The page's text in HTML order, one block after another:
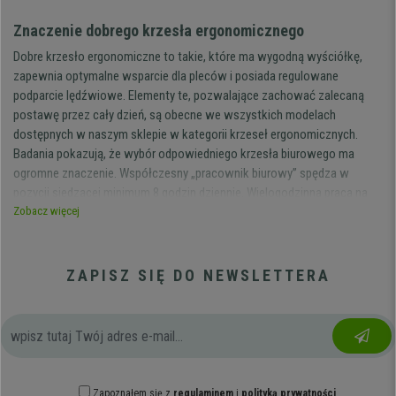
Znaczenie dobrego krzesła ergonomicznego
Dobre krzesło ergonomiczne to takie, które ma wygodną wyściółkę,
zapewnia optymalne wsparcie dla pleców i posiada regulowane
podparcie lędźwiowe. Elementy te, pozwalające zachować zalecaną
postawę przez cały dzień, są obecne we wszystkich modelach
dostępnych w naszym sklepie w kategorii krzeseł ergonomicznych.
Badania pokazują, że wybór odpowiedniego krzesła biurowego ma
ogromne znaczenie. Współczesny „pracownik biurowy” spędza w
siedząco bez odpowiednio dobranego ergonomicznego krzesła
konieczności posiadania dobrego fotela ergonomicznego również poza
biurem. Niezależnie czy jesteś studentem, pracujesz zdalnie, czy
zdrowiu, gdyż prawidłowa postawa znacznie zmniejsza ryzyko
wystąpienia dolegliwości pleców, zarówno dziś, jak i w przyszłości. W
krzeseł biurowych ergonomicznych jest dobrze ugruntowana, podczas
Zobacz więcej
ZAPISZ SIĘ DO NEWSLETTERA
Zapoznałem się z regulaminemi polityką prywatności